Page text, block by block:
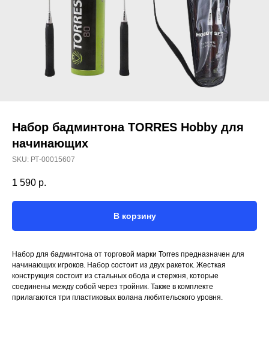
Набор бадминтона TORRES Hobby для
начинающих
SKU: РТ-00015607
1 590 р.
В корзину
Набор для бадминтона от торговой марки Torres предназначен для
начинающих игроков. Набор состоит из двух ракеток. Жесткая
конструкция состоит из стальных обода и стержня, которые
соединены между собой через тройник. Также в комплекте
прилагаются три пластиковых волана любительского уровня.